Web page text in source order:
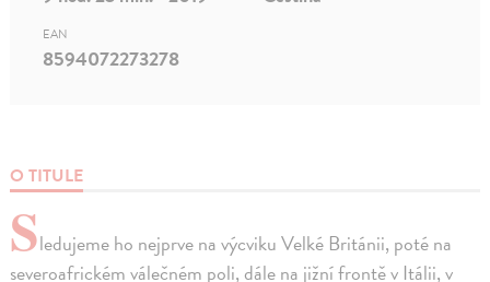
O TITULE
Sledujeme ho nejprve na výcviku Velké Británii, poté na
severoafrickém válečném poli, dále na jižní frontě v Itálii, v
EAN
8594072273278